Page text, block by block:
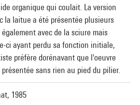
organique qui coulait. La version
la laitue a été présentée plusieurs
avec de la sciure mais
ci ayant perdu sa fonction initiale,
préfère dorénavant que l'oeuvre
sans rien au pied du pilier.
1985